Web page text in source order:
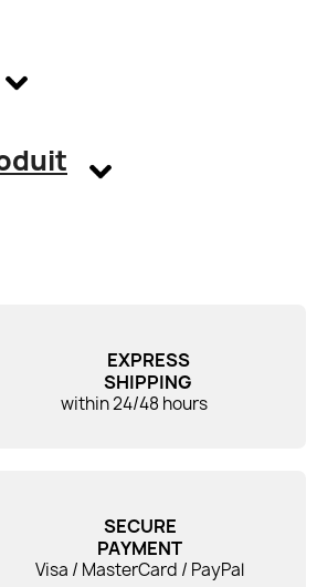
EXPRESS
SHIPPING
within 24/48 hours
SECURE
PAYMENT
Visa / MasterCard / PayPal